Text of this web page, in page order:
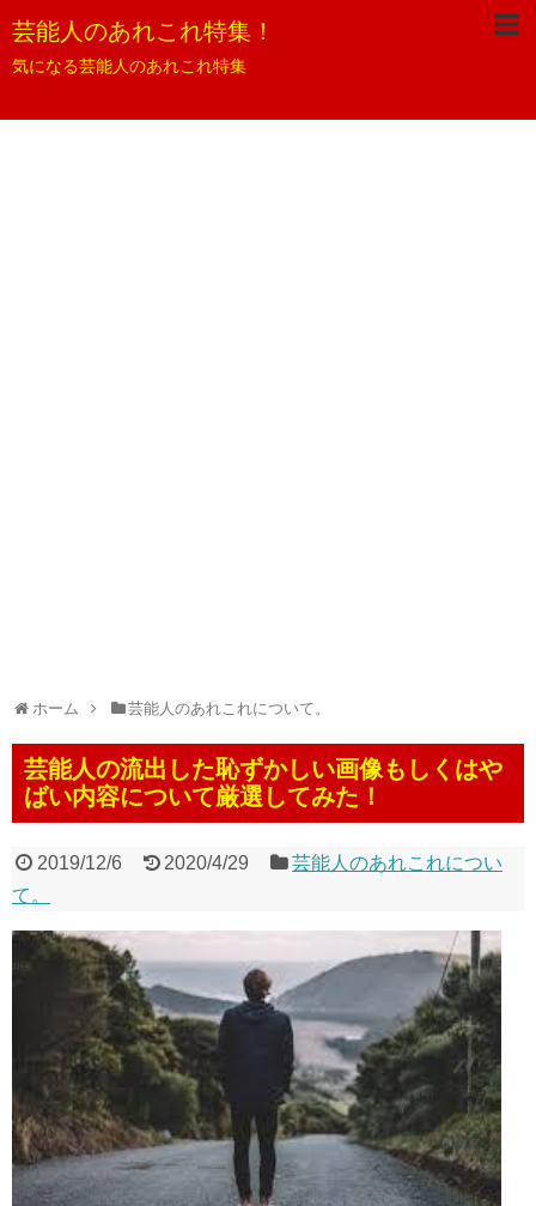
芸能人のあれこれ特集！
気になる芸能人のあれこれ特集
ホーム 芸能人のあれこれについて。
芸能人の流出した恥ずかしい画像もしくはや
ばい内容について厳選してみた！
2019/12/6 2020/4/29
芸能人のあれこれについ
て。